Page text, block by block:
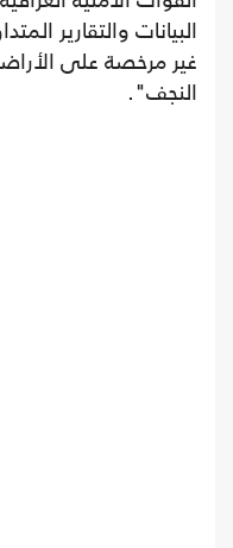
البيانات والتقارير
غير مرخصة على
النجف".